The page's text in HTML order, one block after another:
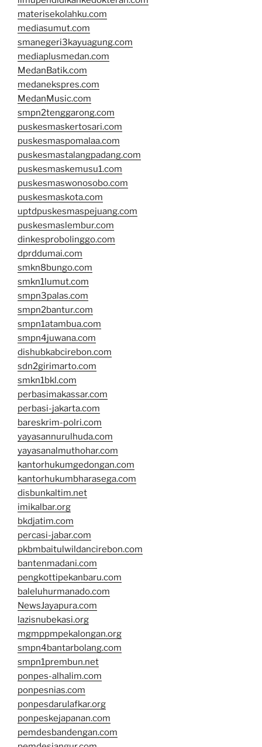
materisekolahku.com
mediasumut.com
smanegeri3kayuagung.com
mediaplusmedan.com
MedanBatik.com
medanekspres.com
MedanMusic.com
smpn2tenggarong.com
puskesmaskertosari.com
puskesmaspomalaa.com
puskesmastalangpadang.com
puskesmaskemusu1.com
puskesmaswonosobo.com
puskesmaskota.com
uptdpuskesmaspejuang.com
puskesmaslembur.com
dinkesprobolinggo.com
dprddumai.com
smkn8bungo.com
smkn1lumut.com
smpn3palas.com
smpn2bantur.com
smpn1atambua.com
smpn4juwana.com
dishubkabcirebon.com
sdn2girimarto.com
smkn1bkl.com
perbasimakassar.com
perbasi-jakarta.com
bareskrim-polri.com
yayasannurulhuda.com
yayasanalmuthohar.com
kantorhukumgedongan.com
kantorhukumbharasega.com
disbunkaltim.net
imikalbar.org
bkdjatim.com
percasi-jabar.com
pkbmbaitulwildancirebon.com
bantenmadani.com
pengkottipekanbaru.com
baleluhurmanado.com
NewsJayapura.com
lazisnubekasi.org
mgmppmpekalongan.org
smpn4bantarbolang.com
smpn1prembun.net
ponpes-alhalim.com
ponpesnias.com
ponpesdarulafkar.org
ponpeskejapanan.com
pemdesbandengan.com